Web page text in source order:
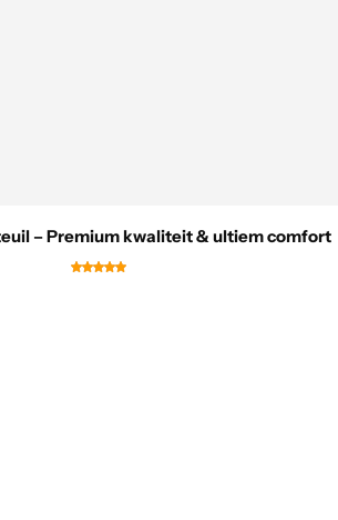
– Premium kwaliteit & ultiem comfort